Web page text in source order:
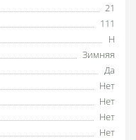
21
111
H
Зимняя
Да
Нет
Нет
Нет
Нет